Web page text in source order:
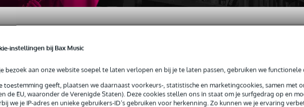
instellingen bij Bax Music
bezoek aan onze website soepel te laten verlopen en bij je te laten passen, gebruiken we functionele
toestemming geeft, plaatsen we daarnaast voorkeurs-, statistische en marketingcookies, samen met
de EU, waaronder de Verenigde Staten). Deze cookies stellen ons in staat om je surfgedrag op en
we je IP-adres en unieke gebruikers-ID’s gebruiken voor herkenning. Zo kunnen we je ervaring
0034